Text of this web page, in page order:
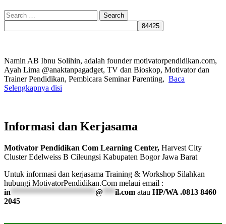
Search
for:
Namin AB Ibnu Solihin, adalah founder motivatorpendidikan.com,
Ayah Lima @anaktanpagadget, TV dan Bioskop, Motivator dan
Trainer Pendidikan, Pembicara Seminar Parenting, Baca
Selengkapnya disi
Informasi dan Kerjasama
Motivator Pendidikan Com Learning Center, Harvest City
Cluster Edelweiss B Cileungsi Kabupaten Bogor Jawa Barat
Untuk informasi dan kerjasama Training & Workshop Silahkan
hubungi MotivatorPendidikan.Com melaui email :
in *********************@ ***il.com atau HP/WA .0813 8460
2045